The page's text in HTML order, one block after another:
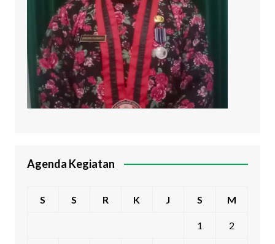
Agenda Kegiatan
S S R K J S M
1 2